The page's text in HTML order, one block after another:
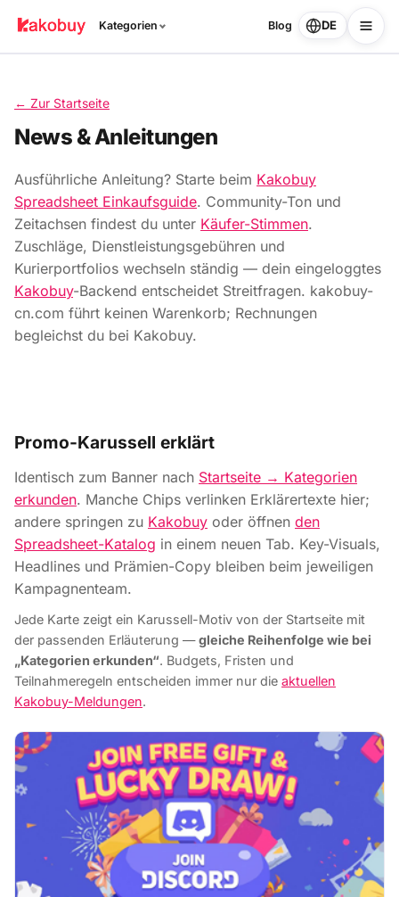
Kategorien Blog DE
← Zur Startseite
News & Anleitungen
Ausführliche Anleitung? Starte beim Kakobuy
Spreadsheet Einkaufsguide. Community-Ton und
Zeitachsen findest du unter Käufer-Stimmen.
Zuschläge, Dienstleistungsgebühren und
Kurierportfolios wechseln ständig — dein eingeloggtes
Kakobuy-Backend entscheidet Streitfragen. kakobuy-
cn.com führt keinen Warenkorb; Rechnungen
begleichst du bei Kakobuy.
Promo-Karussell erklärt
Identisch zum Banner nach Startseite → Kategorien
erkunden. Manche Chips verlinken Erklärertexte hier;
andere springen zu Kakobuy oder öffnen den
Spreadsheet-Katalog in einem neuen Tab. Key-Visuals,
Headlines und Prämien-Copy bleiben beim jeweiligen
Kampagnenteam.
Jede Karte zeigt ein Karussell-Motiv von der Startseite mit
der passenden Erläuterung —gleiche Reihenfolge wie bei
„Kategorien erkunden“. Budgets, Fristen und
Teilnahmeregeln entscheiden immer nur die aktuellen
Kakobuy-Meldungen.